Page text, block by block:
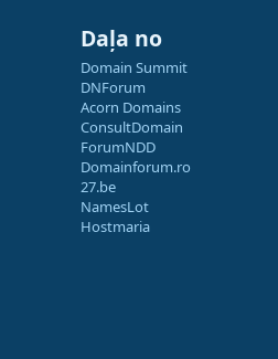
Daļa no
Domain Summit
DNForum
Acorn Domains
ConsultDomain
ForumNDD
Domainforum.ro
27.be
NamesLot
Hostmaria